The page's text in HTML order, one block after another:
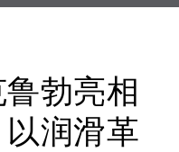
勃亮相
润滑革